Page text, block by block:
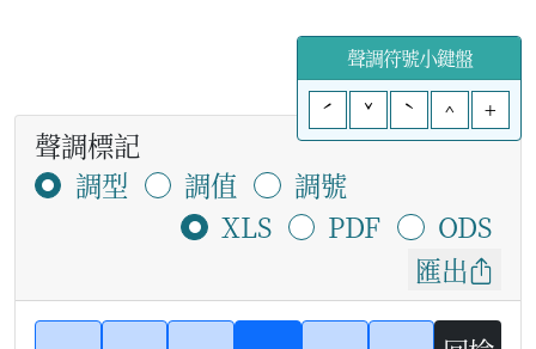
聲調符號小鍵盤
ˊ
ˇ ˋ ^ +
聲調標記
調型
調值
調號
XLS
PDF
ODS
匯出